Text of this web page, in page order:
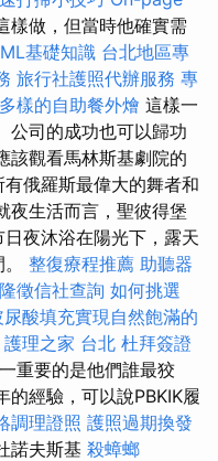
樣做，但當時他確實需
基礎知識 台北地區專
旅行社護照代辦服務 專
樣的自助餐外燴 這樣一
公司的成功也可以歸功
該觀看馬林斯基劇院的
俄羅斯最偉大的舞者和
夜生活而言，聖彼得堡
夜沐浴在陽光下，露天
整復療程推薦 助聽器
徵信社查詢 如何挑選
尿酸填充實現自然飽滿的
護理之家 台北 杜拜簽證
重要的是他們誰最狡
的經驗，可以說PBKIK履
調理證照 護照過期換發
諾夫斯基 殺蟑螂